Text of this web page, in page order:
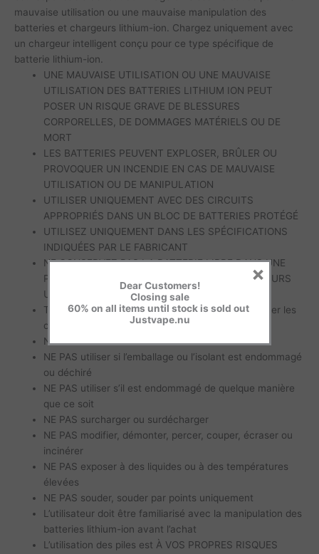
mauvaise utilisation ou une mauvaise manipulation des
batteries et chargeurs lithium-ion. Chargez uniquement avec
un chargeur intelligent conçu pour ce type spécifique de
batterie lithium-ion.
UNE MAUVAISE UTILISATION OU UNE MAUVAISE
UTILISATION DES BATTERIES LITHIUM ION PEUT
POSER UN RISQUE GRAVE DE BLESSURES
CORPORELLES, DE DOMMAGES MATÉRIELS OU DE
MORT
LES BATTERIES PEUVENT EXPLOSER, BRÛLER OU
PROVOQUER UN INCENDIE EN CAS DE MAUVAISE
UTILISATION OU DE MANIPULATION
UTILISER UNIQUEMENT AVEC DES CIRCUITS
APPROPRIÉS DANS UN BLOC DE BATTERIES PROTÉGÉ
UTILISEZ UNIQUEMENT DANS LES SPÉCIFICATIONS
INDIQUÉES PAR LE FABRICANT
NE CONSERVEZ PAS LA BATTERIE LIBRE DANS UNE
POCHE, UN SAC À MAIN ETC. – UTILISEZ TOUJOURS
UN ÉTUI OU UNE BOÎTE DE PROTECTION
TENIR À L’ÉCART des objets métalliques pour éviter les
courts-circuits
NE PAS court-circuiter
NE PAS utiliser si l’emballage ou l’isolant est endommagé
ou déchiré
NE PAS utiliser s’il est endommagé de quelque manière
que ce soit
NE PAS surcharger ou surdécharger
NE PAS modifier, démonter, percer, couper, écraser ou
incinérer
NE PAS exposer à des liquides ou à des températures
élevées
NE PAS souder, souder par points uniquement
L’utilisateur doit être familiarisé avec la manipulation des
batteries lithium-ion avant l’achat
L’utilisation des piles est À VOS PROPRES RISQUES
Dear Customers!
Closing sale
60% on all items until stock is sold out
Justvape.nu
×